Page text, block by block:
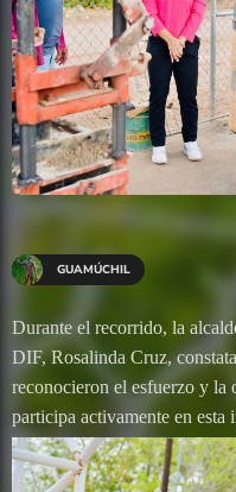
GUAMÚCHIL
Durante el recorrido, la
DIF, Rosalinda Cruz,
reconocieron el esfuerzo y la
participa activamente en esta